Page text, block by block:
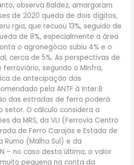
observa Baldez, amargaram
de 2020 queda de dois dígitos,
rgia, que recuou 13%, seguido de
de 8%, especialmente a área
o agronegócio subiu 4% e o
cerca de 5%. As perspectivas de
segundo o MInfra,
de antecipação das
pela ANTF à Inter.B
das estradas de ferro poderá
setor. O cálculo considera a
da MRS, da VLI (Ferrovia Centro
de Ferro Carajás e Estada de
Rumo (Malha Sul) e da
– no caso desta última, o valor
pequena na conta da